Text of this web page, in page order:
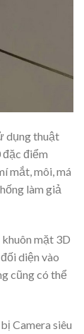
dụng thuật
điểm
mắt, môi, má
làm giả
mặt 3D
diện vào
cũng có thể
Camera siêu